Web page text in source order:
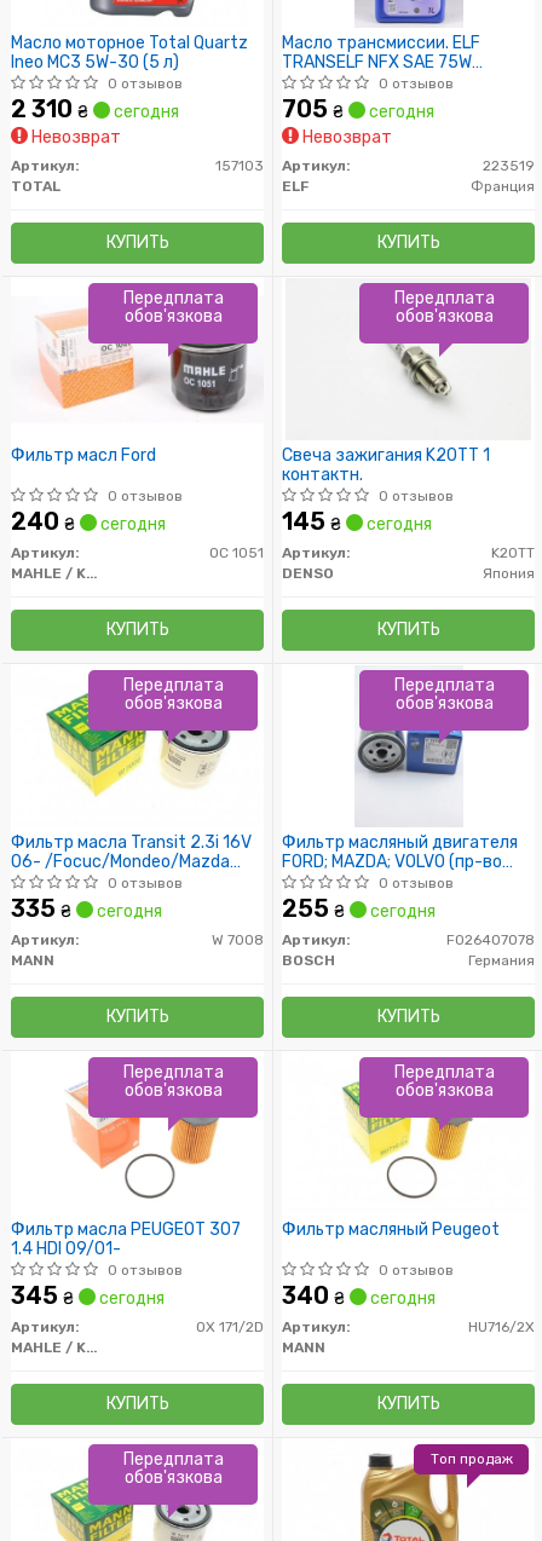
Масло моторное Total Quartz
Ineo MC3 5W-30 (5 л)
0 отзывов
2 310 ₴
сегодня
Невозврат
Артикул:
157103
TOTAL
КУПИТЬ
Масло трансмиссии. ELF
TRANSELF NFX SAE 75W
(Канистра 1л)0 отзывов
705 ₴
сегодня
Невозврат
Артикул:
223519
ELF
Франция
КУПИТЬ
Фильтр масл Ford
0 отзывов
240 ₴ сегодня
Артикул:
OC 1051
MAHLE / KNECHT
КУПИТЬ
Передплата
обов'язкова
Свеча зажигания K20TT 1
контактн.
0 отзывов
145 ₴ сегодня
Артикул:
K20TT
DENSO
Япония
КУПИТЬ
Передплата
обов'язкова
Фильтр масла Transit 2.3i 16V
06- /Focuc/Mondeo/Mazda
1.8/2.0 00-
0 отзывов
335 ₴ сегодня
Артикул:
W 7008
MANN
КУПИТЬ
Передплата
обов'язкова
Фильтр масляный двигателя
FORD; MAZDA; VOLVO (пр-во
Bosch)
0 отзывов
255 ₴ сегодня
Артикул:
F026407078
BOSCH
Германия
КУПИТЬ
Передплата
обов'язкова
Фильтр масла PEUGEOT 307
1.4 HDI 09/01-
0 отзывов
345 ₴ сегодня
Артикул:
OX 171/2D
MAHLE / KNECHT
КУПИТЬ
Передплата
обов'язкова
Фильтр масляный Peugeot
0 отзывов
340 ₴ сегодня
Артикул:
HU716/2X
MANN
КУПИТЬ
Передплата
обов'язкова
Передплата
обов'язкова
Топ продаж